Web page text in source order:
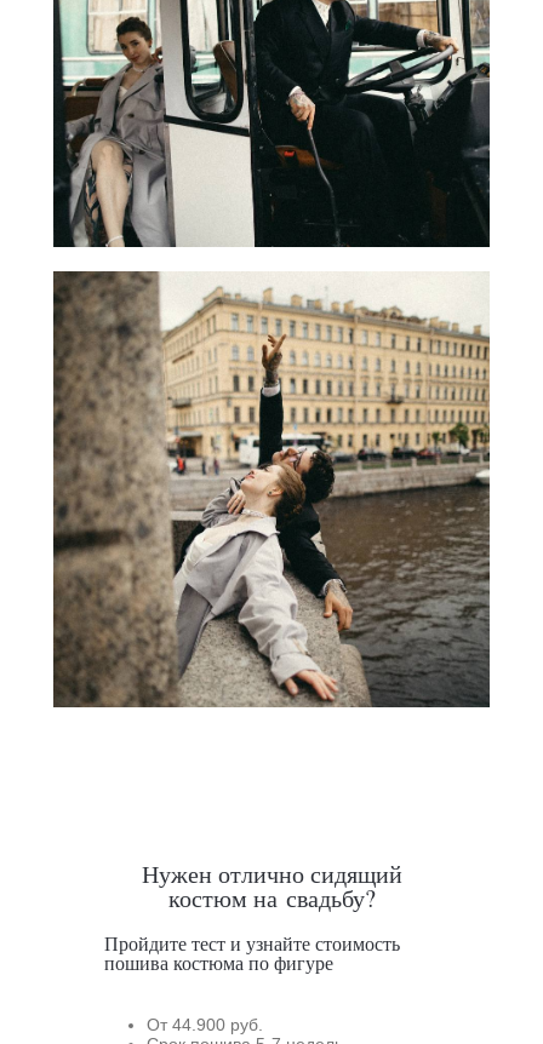
От 44.900 руб.
Пройдите тест и узнайте стоимость
пошива костюма по фигуре
Нужен отлично сидящий
костюм на свадьбу?